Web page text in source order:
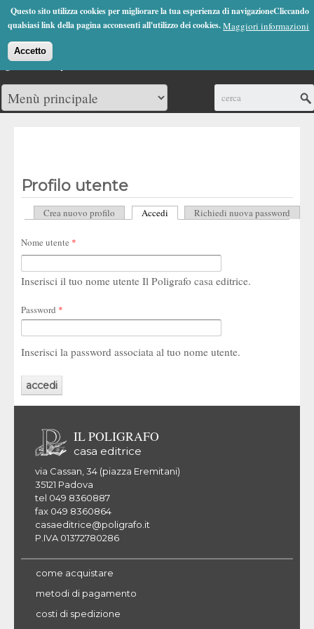
Questo sito utilizza cookies per migliorare la tua esperienza di navigazioneCliccando
qualsiasi link della pagina acconsenti all'utilizzo dei cookies.Maggiori informazioni
Accetto
Jump to Navigation
(0)
Profilo utente
Schede primarie
Crea nuovo profilo Accedi (scheda attiva)
Richiedi nuova password
Nome utente *
Inserisci il tuo nome utente Il Poligrafo casa editrice.
Password *
Inserisci la password associata al tuo nome utente.
IL POLIGRAFO
casa editrice
via Cassan, 34 (piazza Eremitani)
35121 Padova
tel 049 8360887
fax 049 8360864
casaeditrice@poligrafo.it
P.IVA 01372780286
come acquistare
metodi di pagamento
costi di spedizione